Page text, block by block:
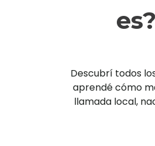
Descubrí todos
aprendé cómo
llamada local,